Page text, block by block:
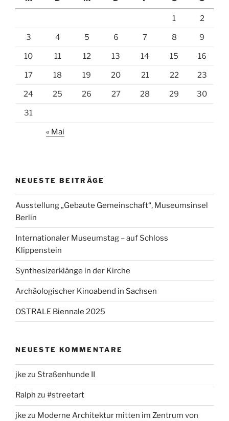
1 2
3 4 5 6 7 8 9
10 11 12 13 14 15 16
17 18 19 20 21 22 23
24 25 26 27 28 29 30
31
« Mai
NEUESTE BEITRÄGE
Ausstellung „Gebaute Gemeinschaft“, Museumsinsel
Berlin
Internationaler Museumstag – auf Schloss
Klippenstein
Synthesizerklänge in der Kirche
Archäologischer Kinoabend in Sachsen
OSTRALE Biennale 2025
NEUESTE KOMMENTARE
jke zu Straßenhunde II
Ralph zu #streetart
jke zu Moderne Architektur mitten im Zentrum von